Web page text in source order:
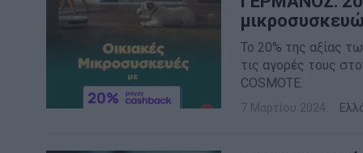
Το 20% της αξίας
τις αγορές τους
COSMOTE.
7 Μαρτίου 2024